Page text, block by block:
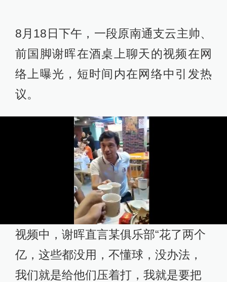
8月18日下午，一段原南通支云主帅、
前国脚谢晖在酒桌上聊天的视频在网
络上曝光，短时间内在网络中引发热
议。
视频中，谢晖直言某俱乐部“花了两个
亿，这些都没用，不懂球，没办法，
我们就是给他们压着打，我就是要把